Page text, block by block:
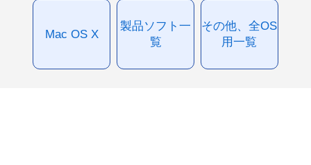
Mac OS X
製品ソフト一
覧
その他、全OS
用一覧